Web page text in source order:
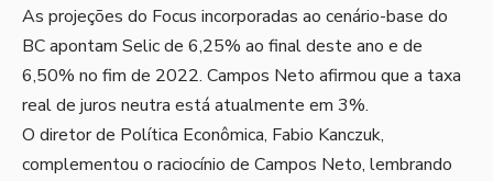
As projeções do Focus incorporadas ao cenário-base do
BC apontam Selic de 6,25% ao final deste ano e de
6,50% no fim de 2022. Campos Neto afirmou que a taxa
real de juros neutra está atualmente em 3%.
O diretor de Política Econômica, Fabio Kanczuk,
complementou o raciocínio de Campos Neto, lembrando